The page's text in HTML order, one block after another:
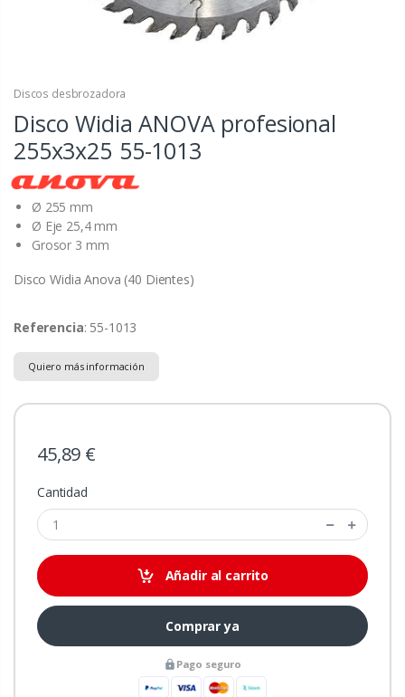
Discos desbrozadora
Disco Widia ANOVA profesional
255x3x25 55-1013
Ø 255 mm
Ø Eje 25,4 mm
Grosor 3 mm
Disco Widia Anova (40 Dientes)
Referencia: 55-1013
Quiero más información
45,89 €
Cantidad
Añadir al carrito
Comprar ya
Pago seguro